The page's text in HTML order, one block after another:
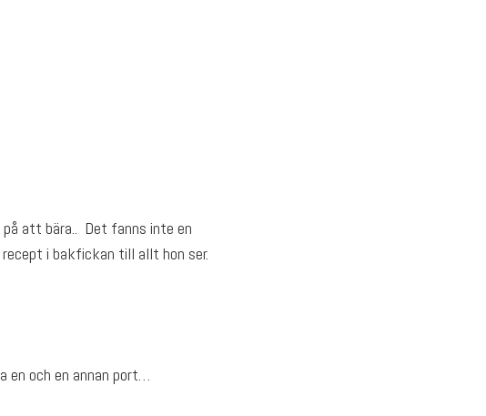
på att bära.. Det fanns inte en
i bakfickan till allt hon ser.
en och en annan port…